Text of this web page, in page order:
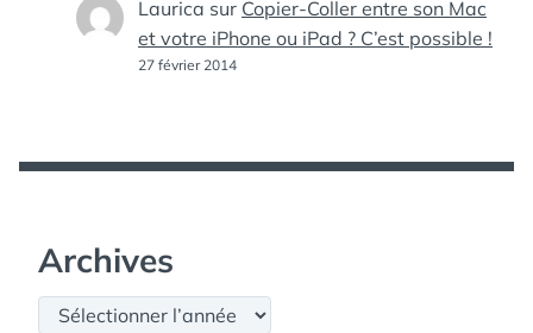
Laurica sur Copier-Coller entre son Mac
et votre iPhone ou iPad ? C’est possible !
27 février 2014
Archives
Archives